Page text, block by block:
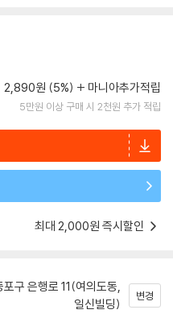
2,890원 (5%) 마니아추가적립
5만원 이상 구매 시 2천원 추가 적립
최대 2,000원 즉시할인
구 은행로 11(여의도동,
일신빌딩)
변경